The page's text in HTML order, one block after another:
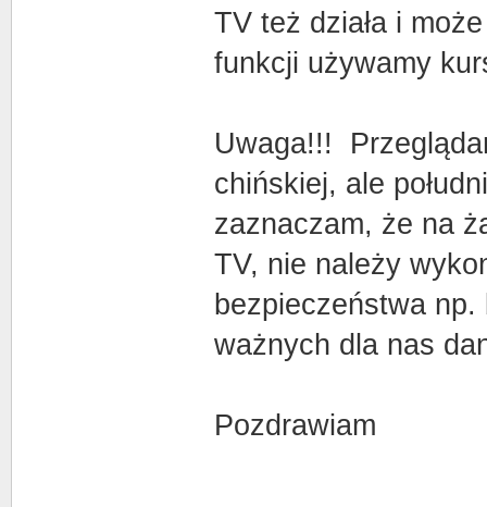
TV też działa i
funkcji używamy
Uwaga!!!
chińskiej, ale
zaznaczam, że na
TV, nie należy
bezpieczeństwa
ważnych dla nas
Pozdrawiam